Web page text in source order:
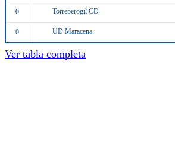
0 Torreperogil CD
0 UD Maracena
Ver tabla completa